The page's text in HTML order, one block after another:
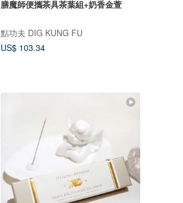
膳魔師便攜茶具茶葉組+奶香金萱
點功夫 DIG KUNG FU
US$ 103.34